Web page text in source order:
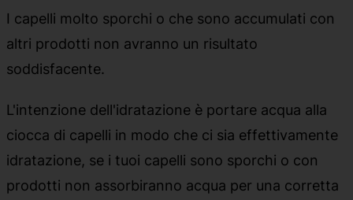
I capelli molto sporchi o che sono accumulati con
altri prodotti non avranno un risultato
soddisfacente.
L'intenzione dell'idratazione è portare acqua alla
ciocca di capelli in modo che ci sia effettivamente
idratazione, se i tuoi capelli sono sporchi o con
prodotti non assorbiranno acqua per una corretta